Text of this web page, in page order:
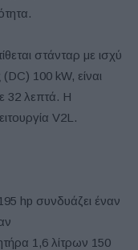
στάνταρ με ισχύ
100 kW, είναι
32 λεπτά. Η
V2L.
hp συνδυάζει έναν
1,6 λίτρων 150